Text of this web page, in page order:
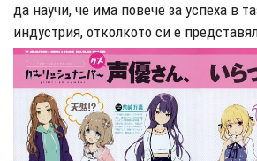
да научи, че има повече за успеха в
индустрия, отколкото си е